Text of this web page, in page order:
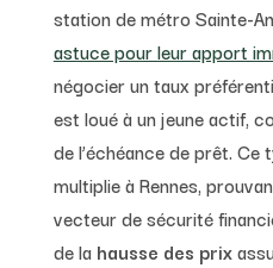
station de métro Sainte-
astuce pour leur apport
négocier un taux
est loué à un jeune actif,
de l’échéance de prêt. Ce
multiplie à Rennes,
vecteur de sécurité
de la hausse des prix